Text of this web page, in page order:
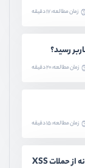
زمان مطالعه: 17 دقیقه
زمان مطالعه: 20 دقیقه
زمان مطالعه: 15 دقیقه
Content Security Policy (CSP) چیست و چگونه از حملات XSS